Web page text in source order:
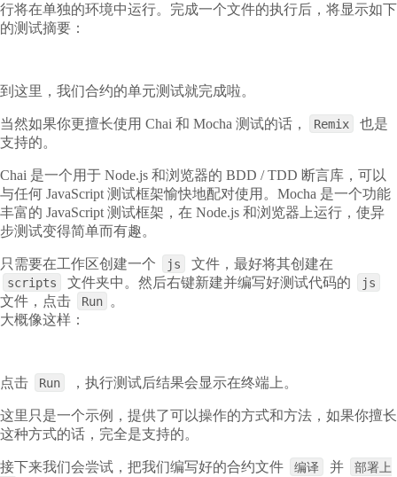
行将在单独的环境中运行。完成一个文件的执行后，将显示如下
的测试摘要：
到这里，我们合约的单元测试就完成啦。
当然如果你更擅长使用 Chai 和 Mocha 测试的话， Remix
也是
支持的。
Chai 是一个用于 Node.js 和浏览器的 BDD / TDD 断言库，可以
与任何 JavaScript 测试框架愉快地配对使用。Mocha 是一个功能
丰富的 JavaScript 测试框架，在 Node.js 和浏览器上运行，使异
步测试变得简单而有趣。
只需要在工作区创建一个 js 文件，最好将其创建在
scripts 文件夹中。然后右键新建并编写好测试代码的 js
文件，点击 Run
。
大概像这样：
点击 Run ，执行测试后结果会显示在终端上。
这里只是一个示例，提供了可以操作的方式和方法，如果你擅长
这种方式的话，完全是支持的。
接下来我们会尝试，把我们编写好的合约文件 编译 并 部署上